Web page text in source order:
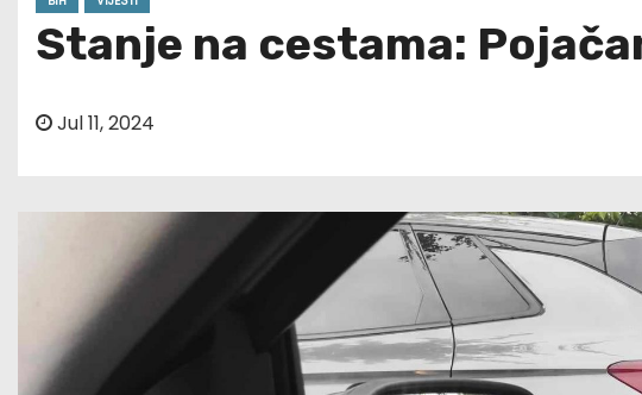
Stanje na cestama:
Jul 11, 2024